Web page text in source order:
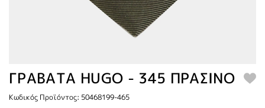
ΓΡΑΒΑΤΑ HUGO - 345 ΠΡΑΣΙΝΟ
Κωδικός Προϊόντος: 50468199-465